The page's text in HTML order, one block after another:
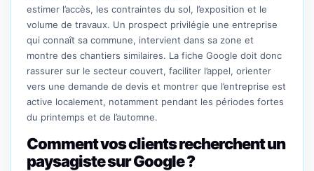
estimer l’accès, les contraintes du sol, l’exposition et le
volume de travaux. Un prospect privilégie une entreprise
qui connaît sa commune, intervient dans sa zone et
montre des chantiers similaires. La fiche Google doit donc
rassurer sur le secteur couvert, faciliter l’appel, orienter
vers une demande de devis et montrer que l’entreprise est
active localement, notamment pendant les périodes fortes
du printemps et de l’automne.
Comment vos clients recherchent un
paysagiste sur Google ?